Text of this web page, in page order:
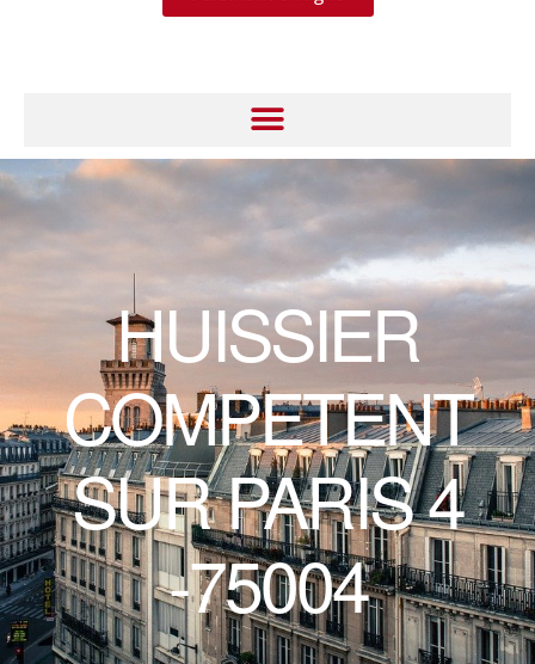
HUISSIER
COMPETENT
SUR PARIS 4
-75004